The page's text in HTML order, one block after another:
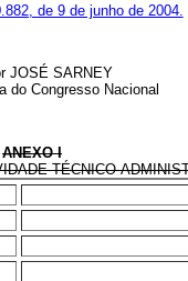
de 9 de junho de 2004.
JOSÉ SARNEY
do Congresso Nacional
ANEXO I
TÉCNICO-